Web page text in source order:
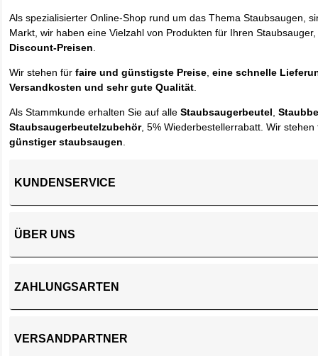
Als spezialisierter Online-Shop rund um das Thema Staubsaugen,
Markt, wir haben eine Vielzahl von Produkten für Ihren
Discount-Preisen.
Wir stehen fürfaire und günstigste Preise,eine schnelle
Versandkosten und sehr gute Qualität.
Als Stammkunde erhalten Sie auf alleStaubsaugerbeutel,
Staubsaugerbeutelzubehör, 5% Wiederbestellerrabatt. Wir
günstiger staubsaugen.
KUNDENSERVICE
ÜBER UNS
ZAHLUNGSARTEN
VERSANDPARTNER